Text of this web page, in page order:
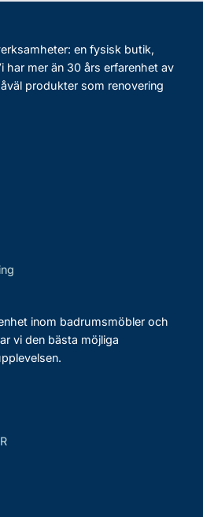
en fysisk butik,
har mer än 30 års erfarenhet av
produkter som renovering
inom badrumsmöbler och
vi den bästa möjliga